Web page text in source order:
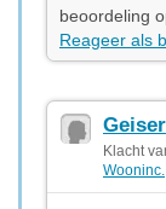
beoordeling
Reageer als
Geiser
Klacht
Wooninc.